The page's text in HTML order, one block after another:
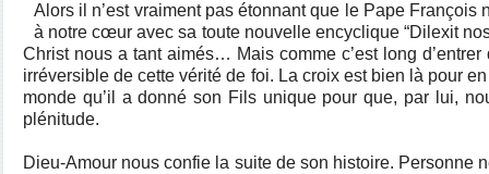
Alors il n’est vraiment pas étonnant que le Pape François
à notre cœur avec sa toute nouvelle encyclique “Dilexit
Christ nous a tant aimés… Mais comme c’est long d’entrer
irréversible de cette vérité de foi. La croix est bien là pour
monde qu’il a donné son Fils unique pour que, par lui,
plénitude.
Dieu-Amour nous confie la suite de son histoire. Personne